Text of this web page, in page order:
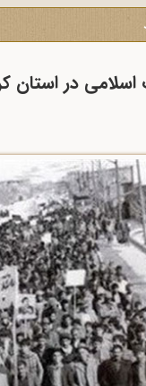
اسلامی در استان